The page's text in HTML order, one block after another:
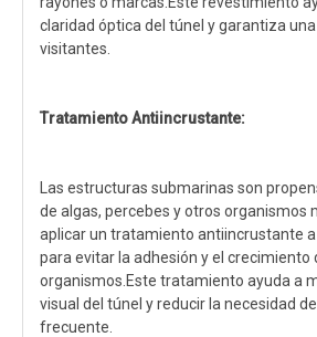
claridad óptica del túnel y garantiza
visitantes.
Tratamiento Antiincrustante:
Las estructuras submarinas son
de algas, percebes y otros organismos
aplicar un tratamiento antiincrustante a
para evitar la adhesión y el crecimiento
organismos.Este tratamiento ayuda a
visual del túnel y reducir la necesidad
frecuente.